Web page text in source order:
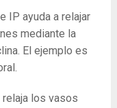
IP ayuda a relajar
mediante la
El ejemplo es
relaja los vasos